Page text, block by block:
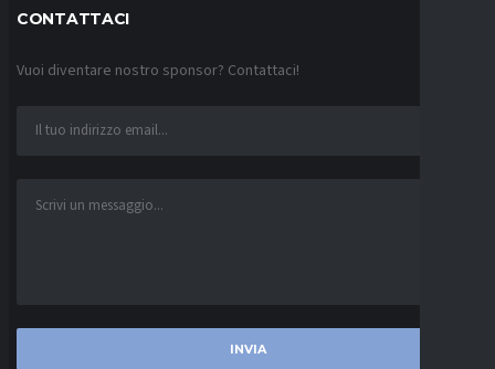
CONTATTACI
Vuoi diventare nostro sponsor? Contattaci!